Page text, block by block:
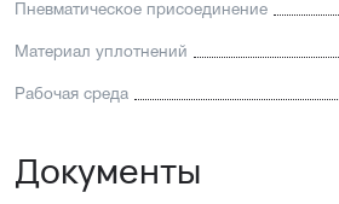
Пневматическое присоединение
Материал уплотнений
Рабочая среда
Документы